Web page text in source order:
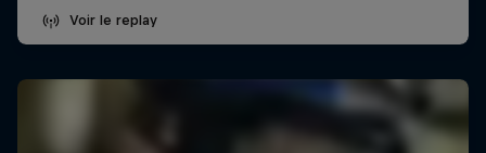
Voir le replay